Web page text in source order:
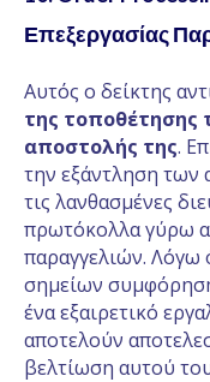
Επεξεργασίας
Αυτός ο δείκτης
της τοποθέτησης
αποστολής της.
την εξάντληση των
τις λανθασμένες
πρωτόκολλα γύρω
παραγγελιών.
σημείων
ένα εξαιρετικό
αποτελούν
βελτίωση αυτού